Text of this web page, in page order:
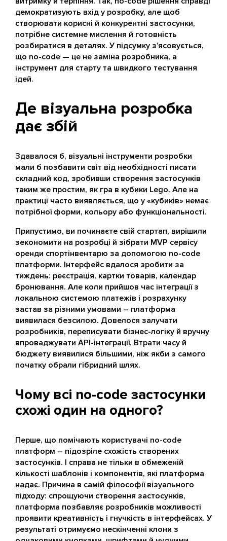
демократизують вхід у розробку, але щоб
створювати корисні й конкурентні застосунки,
потрібне системне мислення й готовність
розбиратися в деталях. У підсумку з’ясовується,
що no-code — це не заміна розробника, а
інструмент для старту та швидкого тестування
ідей.
Де візуальна розробка
дає збій
Здавалося б, візуальні інструменти розробки
мали б позбавити світ від необхідності писати
складний код, зробивши створення застосунків
таким же простим, як гра в кубики Lego. Але на
практиці часто виявляється, що у «кубиків» немає
потрібної форми, кольору або функціональності.
Припустимо, ви починаєте свій стартап, вирішили
зекономити на розробці й зібрати MVP сервісу
оренди спортінвентарю за допомогою no-code
платформи. Інтерфейс вдалося зробити за
тиждень: реєстрація, картки товарів, календар
бронювання. Але коли прийшов час інтеграції з
локальною системою платежів і розрахунку
застав за різними умовами – платформа
виявилася безсилою. Довелося залучати
розробників, переписувати бізнес-логіку й вручну
впроваджувати API-інтеграції. Втрати часу й
бюджету виявилися більшими, ніж якби з самого
початку обрали гібридний шлях.
Чому всі no-code застосунки
схожі один на одного?
Перше, що помічають користувачі no-code
платформ – підозріле схожість створених
застосунків. І справа не тільки в обмеженій
кількості шаблонів і компонентів, які платформа
надає. Причина в самій філософії візуального
підходу: спрощуючи створення застосунків,
платформа позбавляє розробників можливості
проявити креативність і гнучкість в інтерфейсах. У
результаті отримуємо нескінченні клони з